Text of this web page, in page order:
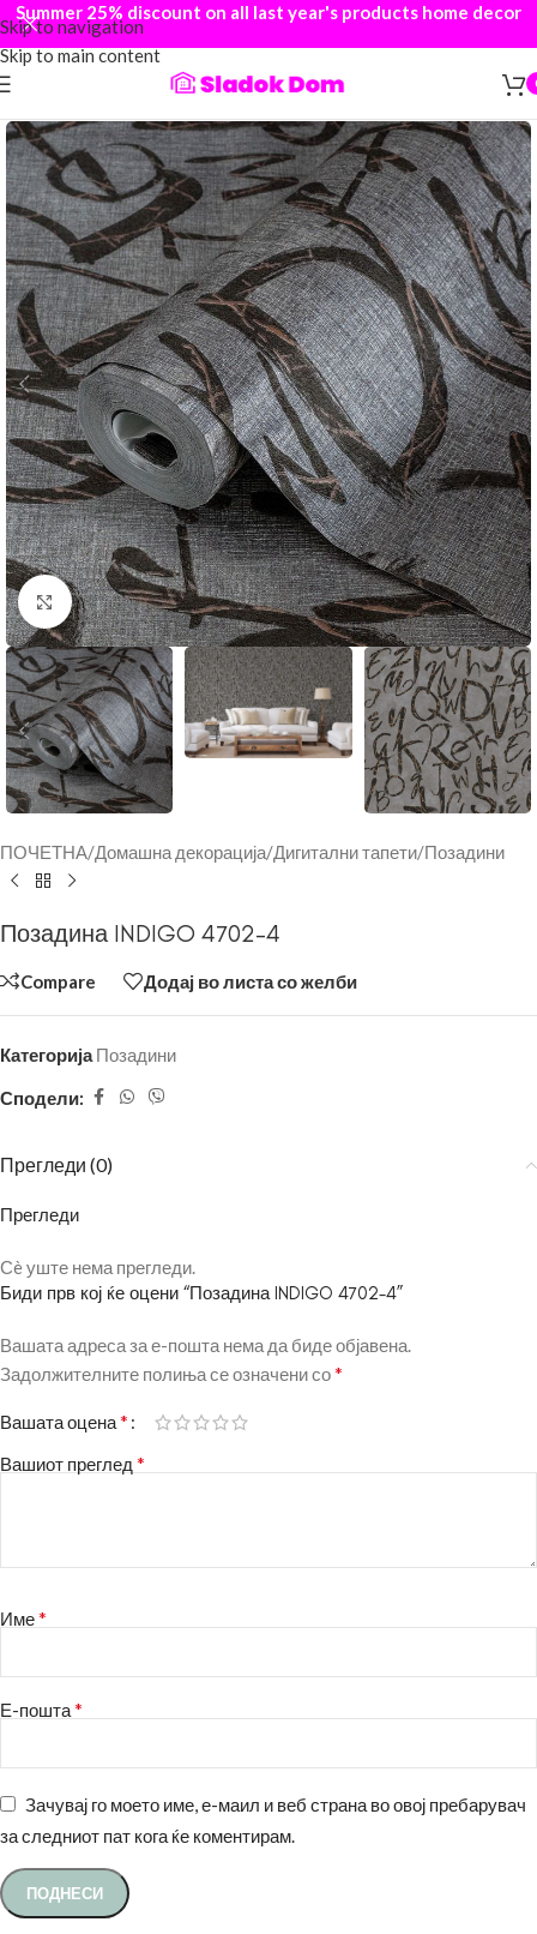
Skip to navigation
Skip to main content
Summer 25% discount on all last year's products home decor
Click to enlarge
ПОЧЕТНА/Домашна декорација/Дигитални тапети/Позадини
Позадина INDIGO 4702-4
Compare Додај во листа со желби
Категорија Позадини
Сподели:
Прегледи (0)
Прегледи
Сè уште нема прегледи.
Биди прв кој ќе оцени “Позадина INDIGO 4702-4”
Вашата адреса за е-пошта нема да биде објавена.
Задолжителните полиња се означени со*
Вашата оцена*
Вашиот преглед *
Име*
Е-пошта*
Зачувај го моето име, е-маил и веб страна во овој пребарувач
за следниот пат кога ќе коментирам.